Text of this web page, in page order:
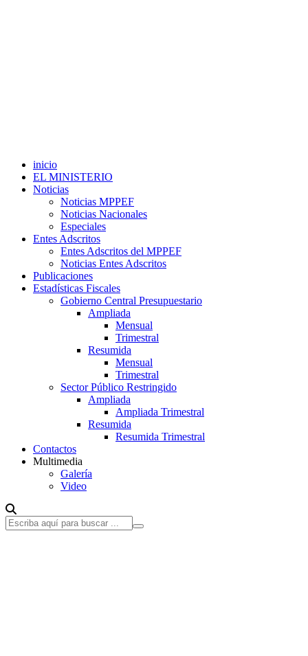
inicio
EL MINISTERIO
Noticias
Noticias MPPEF
Noticias Nacionales
Especiales
Entes Adscritos
Entes Adscritos del MPPEF
Noticias Entes Adscritos
Publicaciones
Estadísticas Fiscales
Gobierno Central Presupuestario
Ampliada
Mensual
Trimestral
Resumida
Mensual
Trimestral
Sector Público Restringido
Ampliada
Ampliada Trimestral
Resumida
Resumida Trimestral
Contactos
Multimedia
Galería
Video